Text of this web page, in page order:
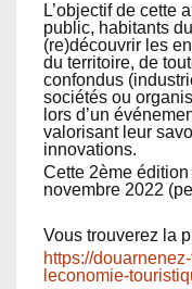
L’objectif de cette
public, habitants
(re)découvrir les
du territoire, de
confondus
sociétés ou
lors d’un
valorisant leur
innovations.
Cette 2ème
novembre 2022
Vous trouverez la
https://
leconomie-